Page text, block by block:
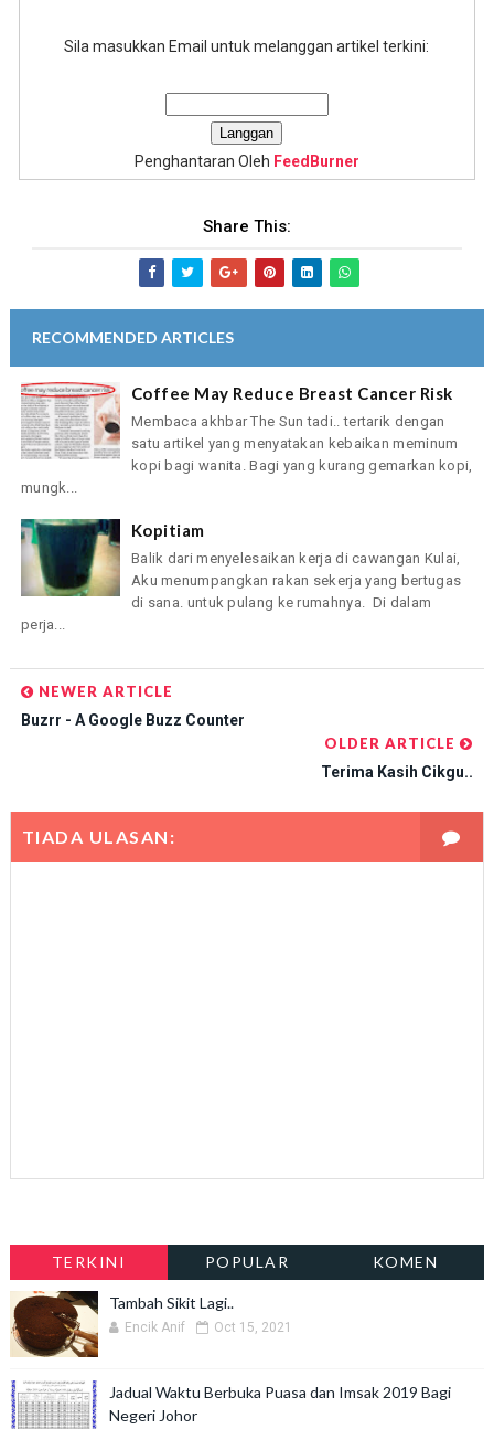
Sila masukkan Email untuk melanggan artikel terkini:
Penghantaran Oleh FeedBurner
Share This:
RECOMMENDED ARTICLES
Coffee May Reduce Breast Cancer Risk
Membaca akhbar The Sun tadi.. tertarik dengan
satu artikel yang menyatakan kebaikan meminum
kopi bagi wanita. Bagi yang kurang gemarkan kopi,
mungk...
Kopitiam
Balik dari menyelesaikan kerja di cawangan Kulai,
Aku menumpangkan rakan sekerja yang bertugas
di sana. untuk pulang ke rumahnya. Di dalam
perja...
NEWER ARTICLE
Buzrr - A Google Buzz Counter
OLDER ARTICLE
Terima Kasih Cikgu..
TIADA ULASAN:
TERKINI POPULAR KOMEN
Tambah Sikit Lagi..
Encik Anif Oct 15, 2021
Jadual Waktu Berbuka Puasa dan Imsak 2019 Bagi
Negeri Johor